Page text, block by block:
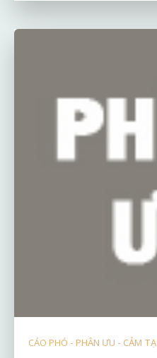
CÁO PHÓ - PHÂN ƯU - CẢM TẠ